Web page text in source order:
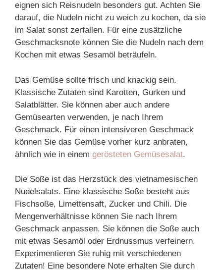
eignen sich Reisnudeln besonders gut. Achten Sie
darauf, die Nudeln nicht zu weich zu kochen, da sie
im Salat sonst zerfallen. Für eine zusätzliche
Geschmacksnote können Sie die Nudeln nach dem
Kochen mit etwas Sesamöl beträufeln.
Das Gemüse sollte frisch und knackig sein.
Klassische Zutaten sind Karotten, Gurken und
Salatblätter. Sie können aber auch andere
Gemüsearten verwenden, je nach Ihrem
Geschmack. Für einen intensiveren Geschmack
können Sie das Gemüse vorher kurz anbraten,
ähnlich wie in einem gerösteten Gemüsesalat.
Die Soße ist das Herzstück des vietnamesischen
Nudelsalats. Eine klassische Soße besteht aus
Fischsoße, Limettensaft, Zucker und Chili. Die
Mengenverhältnisse können Sie nach Ihrem
Geschmack anpassen. Sie können die Soße auch
mit etwas Sesamöl oder Erdnussmus verfeinern.
Experimentieren Sie ruhig mit verschiedenen
Zutaten! Eine besondere Note erhalten Sie durch